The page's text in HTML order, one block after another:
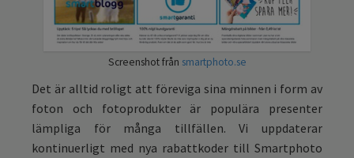
Screenshot från smartphoto.se
Det är alltid roligt att föreviga sina minnen i form av
foton och fotoprodukter är populära presenter
lämpliga för många tillfällen. Vi uppdaterar
kontinuerligt med nya rabattkoder till Smartphoto